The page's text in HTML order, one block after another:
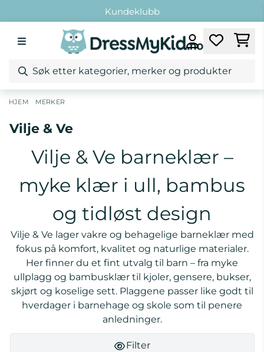
Fri retur ved bytte
Fri frakt over 1299,-*
HJEM MERKER
Vilje & Ve
Vilje & Ve barneklær –
myke klær i ull, bambus
og tidløst design
Vilje & Ve lager vakre og behagelige barneklær med
fokus på komfort, kvalitet og naturlige materialer.
Her finner du et fint utvalg til barn – fra myke
ullplagg og bambusklær til kjoler, gensere, bukser,
skjørt og koselige sett. Plaggene passer like godt til
hverdager i barnehage og skole som til penere
anledninger.
Filter